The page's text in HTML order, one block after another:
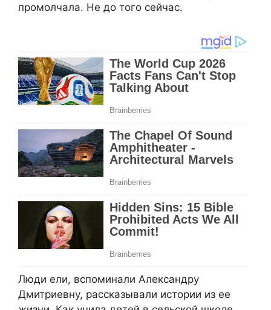
промолчала. Не до того сейчас.
Люди ели, вспоминали Александру
Дмитриевну, рассказывали истории из ее